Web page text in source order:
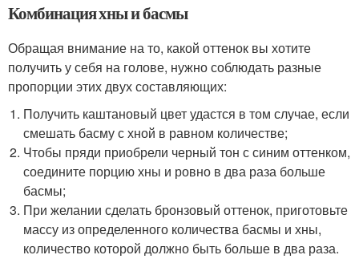
Комбинация хны и басмы
Обращая внимание на то, какой оттенок вы хотите
получить у себя на голове, нужно соблюдать разные
пропорции этих двух составляющих:
Получить каштановый цвет удастся в том случае, если
смешать басму с хной в равном количестве;
Чтобы пряди приобрели черный тон с синим оттенком,
соедините порцию хны и ровно в два раза больше
басмы;
При желании сделать бронзовый оттенок, приготовьте
массу из определенного количества басмы и хны,
количество которой должно быть больше в два раза.